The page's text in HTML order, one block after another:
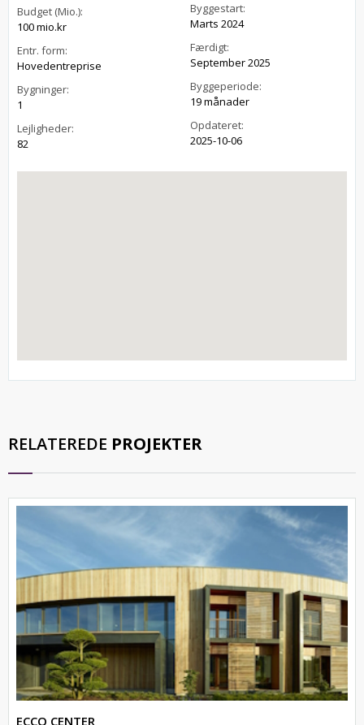
Budget (Mio.):
100 mio.kr
Entr. form:
Hovedentreprise
Bygninger:
1
Lejligheder:
82
Byggestart:
Marts 2024
Færdigt:
September 2025
Byggeperiode:
19 månader
Opdateret:
2025-10-06
RELATEREDE PROJEKTER
ECCO CENTER